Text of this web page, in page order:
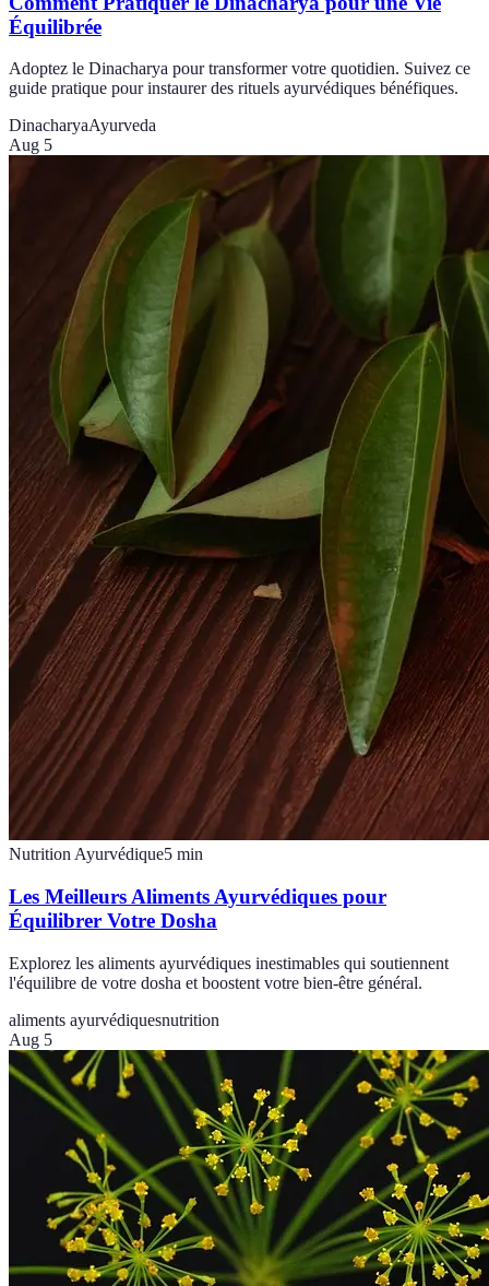
Équilibrée
Adoptez le Dinacharya pour transformer votre quotidien. Suivez ce
guide pratique pour instaurer des rituels ayurvédiques bénéfiques.
DinacharyaAyurveda
Aug 5
Nutrition Ayurvédique5 min
Les Meilleurs Aliments Ayurvédiques pour
Équilibrer Votre Dosha
Explorez les aliments ayurvédiques inestimables qui soutiennent
l'équilibre de votre dosha et boostent votre bien-être général.
aliments ayurvédiquesnutrition
Aug 5